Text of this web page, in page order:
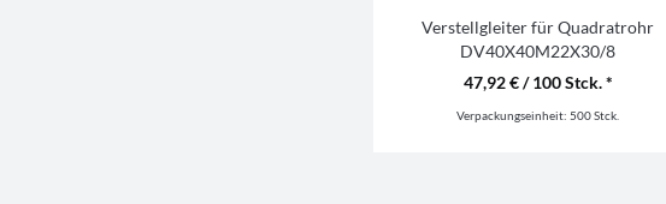
Verstellgleiter für Quadratrohr
DV40X40M22X30/8
47,92 € / 100 Stck. *
Verpackungseinheit: 500 Stck.